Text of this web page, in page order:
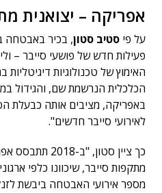
אפריקה – יצואנית
על פי סטיב סטון, בכיר באבטחה
פעילות חדש של פושעי סייבר –
האימוץ של טכנולוגיות
הכלכלית הנרשמת שם, והגידול
באפריקה, מציבים אותה כבעלת
לאירועי סייבר חדשים".
כך ציין סטון,
מתקפות סייבר, שיכוונו כלפי
מספר אירועי האבטחה ביבשת